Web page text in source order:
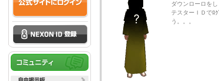
ダウンローロを
テスターＩＤでﾛ
う。。。